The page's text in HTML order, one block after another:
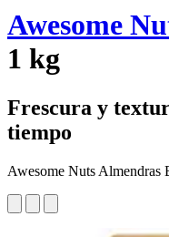
Awesome
1 kg
Frescura y
tiempo
Awesome Nuts Almendras